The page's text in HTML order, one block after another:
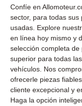
Confíe en
sector, para todas sus
usadas. Explore
en línea hoy mismo y
selección completa de
superior para todas
vehículos. Nos
ofrecerle piezas
cliente excepcional y
Haga la opción